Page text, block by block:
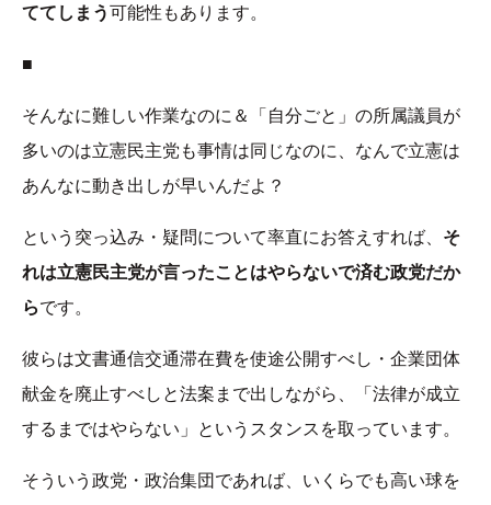
ててしまう可能性もあります。
■
そんなに難しい作業なのに＆「自分ごと」の所属議員が
多いのは立憲民主党も事情は同じなのに、なんで立憲は
あんなに動き出しが早いんだよ？
という突っ込み・疑問について率直にお答えすれば、 そ
れは立憲民主党が言ったことはやらないで済む政党だか
らです。
彼らは文書通信交通滞在費を使途公開すべし・企業団体
献金を廃止すべしと法案まで出しながら、「法律が成立
するまではやらない」というスタンスを取っています。
そういう政党・政治集団であれば、いくらでも高い球を